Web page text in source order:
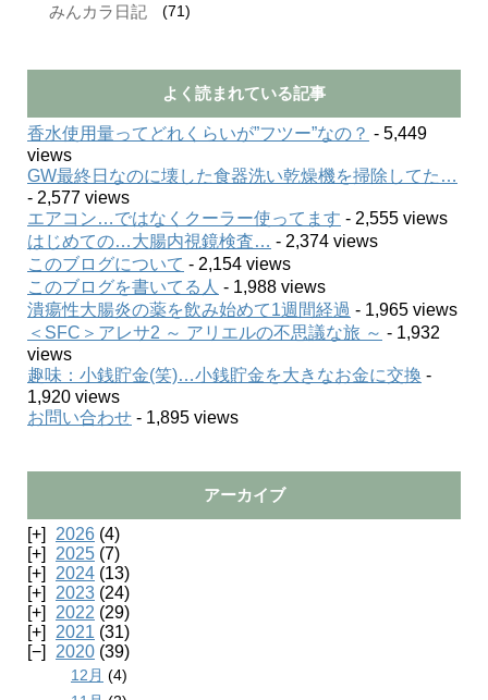
みんカラ日記 (71)
よく読まれている記事
香水使用量ってどれくらいが”フツー”なの？ - 5,449
views
GW最終日なのに壊した食器洗い乾燥機を掃除してた…
- 2,577 views
エアコン…ではなくクーラー使ってます - 2,555 views
はじめての…大腸内視鏡検査… - 2,374 views
このブログについて - 2,154 views
このブログを書いてる人 - 1,988 views
潰瘍性大腸炎の薬を飲み始めて1週間経過 - 1,965 views
＜SFC＞アレサ2 ～ アリエルの不思議な旅 ～ - 1,932
views
趣味：小銭貯金(笑)…小銭貯金を大きなお金に交換 -
1,920 views
お問い合わせ - 1,895 views
アーカイブ
2026 (4)
2025 (7)
2024 (13)
2023 (24)
2022 (29)
2021 (31)
2020 (39)
12月 (4)